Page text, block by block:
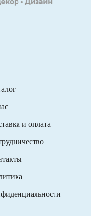
и оплата